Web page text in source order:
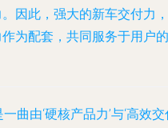
因此，强大的新车交付力，
为配套，共同服务于用户的
曲由‘硬核产品力’与‘高效交